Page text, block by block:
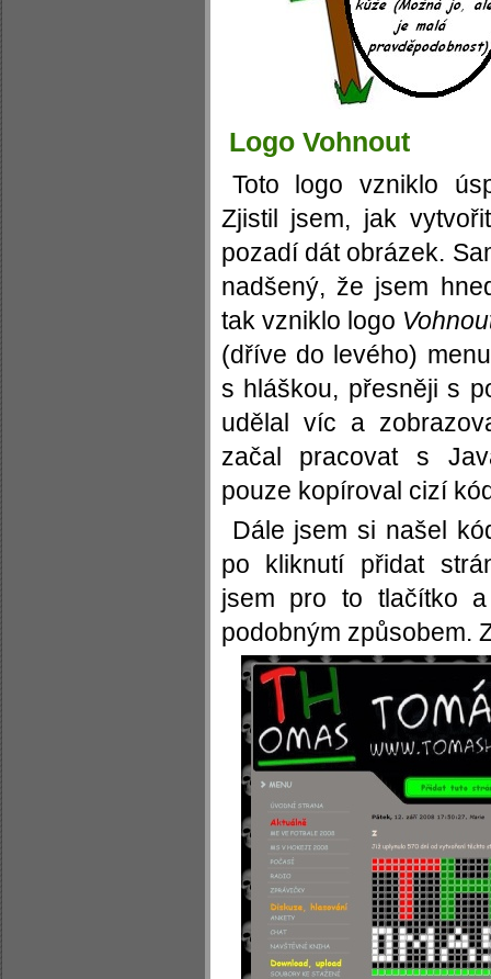
Logo Vohnout
Toto logo vzniklo
Zjistil jsem, jak
pozadí dát obrázek.
nadšený, že jsem
tak vzniklo logo
(dříve do levého)
s hláškou, přesněji s
udělal víc a
začal pracovat s
pouze kopíroval cizí
Dále jsem si našel
po kliknutí přidat
jsem pro to tlačítko
podobným způsobem.